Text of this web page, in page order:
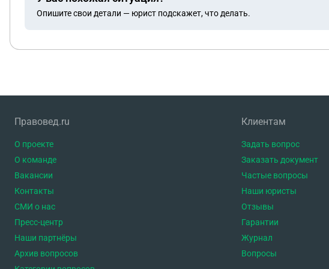
не ускорило.. Пришли в опеку, опека сказала без документов (
на наследство не писала! это так? почему тогда нотариус нам
Опишите свои детали — юрист подскажет, что делать.
Правовед.ru
О проекте
О команде
Вакансии
Контакты
СМИ о нас
Пресс-центр
Наши партнёры
Архив вопросов
Клиентам
Задать вопрос
Заказать документ
Частые вопросы
Наши юристы
Отзывы
Гарантии
Журнал
Вопросы